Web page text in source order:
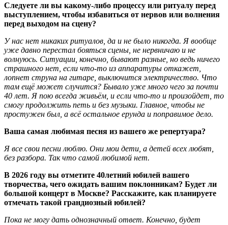
Следуете ли вы какому-либо процессу или ритуалу перед
выступлением, чтобы избавиться от нервов или волнения
перед выходом на сцену?
У нас нет никаких ритуалов, да и не было никогда. Я вообще
уже давно перестал бояться сцены, не нервничаю и не
волнуюсь. Ситуации, конечно, бывают разные, но ведь ничего
страшного нет, если что-то из аппаратуры откажет,
лопнет струна на гитаре, выключится электричество. Что
там ещё может случится? Бывало уже много чего за почти
40 лет. Я пою всегда живьём, и если что-то и произойдет, то
смогу продолжить петь и без музыки. Главное, чтобы не
простужен был, а всё остальное ерунда и поправимое дело.
Ваша самая любимая песня из вашего же репертуара?
Я все свои песни люблю. Они мои дети, а детей всех любят,
без разбора. Так что самой любимой нет.
В 2026 году вы отметите 40летний юбилей вашего
творчества, чего ожидать вашим поклонникам? Будет ли
большой концерт в Москве? Расскажите, как планируете
отмечать такой грандиозный юбилей?
Пока не могу дать однозначный ответ. Конечно, будет